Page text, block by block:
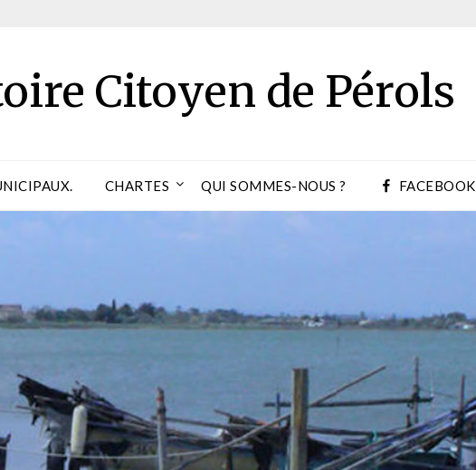
Citoyen de Pérols
CHARTES QUI SOMMES-NOUS ? FACEBOOK